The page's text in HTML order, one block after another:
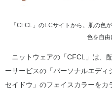
「CFCL」のECサイトから。肌の色
色を自由
ニットウェアの「CFCL」は、
ーサービスの「パーソナルエデ
セイドウ」のフェイスカラーを